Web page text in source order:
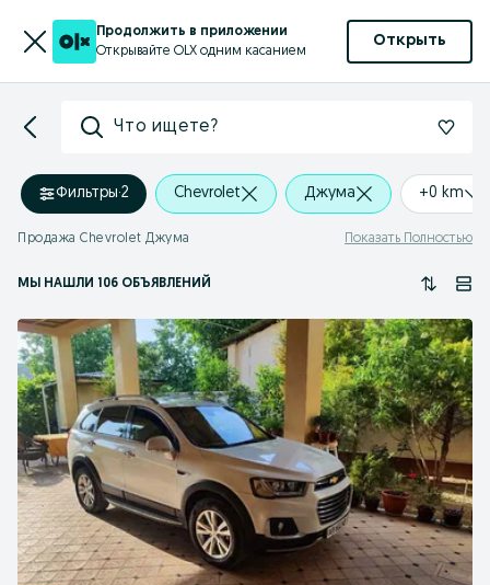
Продолжить в приложении
Открывайте OLX одним касанием
Открыть
Что ищете?
Фильтры·2 Chevrolet Джума +0 km
Продажа Chevrolet Джума Показать Полностью
МЫ НАШЛИ 106 ОБЪЯВЛЕНИЙ